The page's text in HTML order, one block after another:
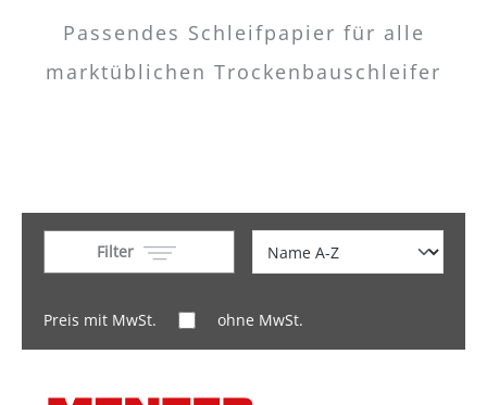
Passendes Schleifpapier für alle
marktüblichen Trockenbauschleifer
Filter
Preis mit MwSt. ohne MwSt.